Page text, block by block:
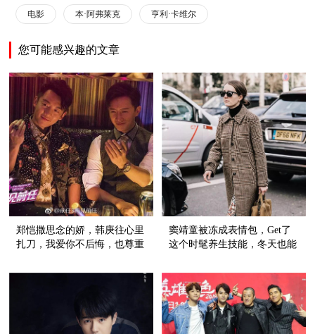
电影 本·阿弗莱克 亨利·卡维尔
您可能感兴趣的文章
郑恺撒思念的娇，韩庚往心里
扎刀，我爱你不后悔，也尊重
窦靖童被冻成表情包，Get了
这个时髦养生技能，冬天也能